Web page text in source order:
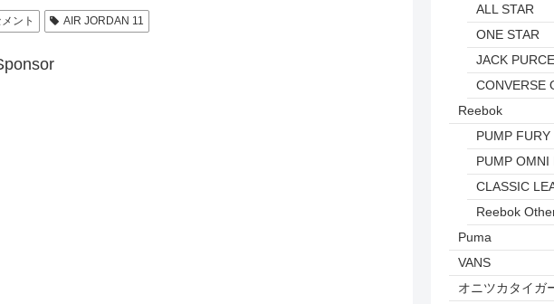
ント AIR JORDAN 11
ALL STAR
ONE STAR
JACK
CONVERSE
Reebok
PUMP FURY
PUMP OMNI
CLASSIC
Reebok
Puma
VANS
オニツカタイガ